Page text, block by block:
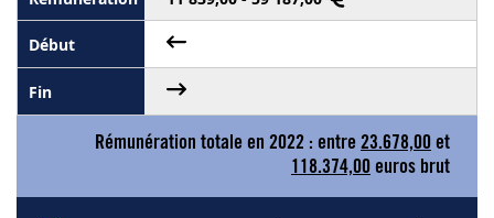
Rémunération totale en 2022 : entre 23.678,00 et
118.374,00 euros brut